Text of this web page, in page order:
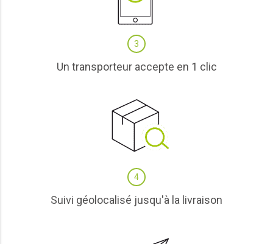
3
Un transporteur accepte en 1 clic
4
Suivi géolocalisé jusqu'à la livraison